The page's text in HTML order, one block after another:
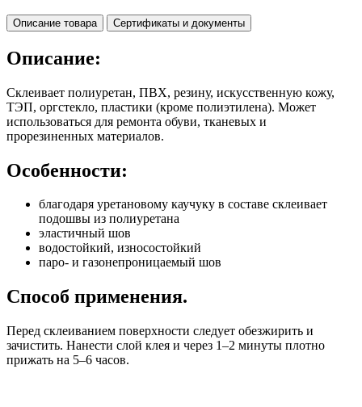
Описание товара Сертификаты и документы
Описание:
Склеивает полиуретан, ПВХ, резину, искусственную кожу,
ТЭП, оргстекло, пластики (кроме полиэтилена). Может
использоваться для ремонта обуви, тканевых и
прорезиненных материалов.
Особенности:
благодаря уретановому каучуку в составе склеивает
подошвы из полиуретана
эластичный шов
водостойкий, износостойкий
паро- и газонепроницаемый шов
Способ применения.
Перед склеиванием поверхности следует обезжирить и
зачистить. Нанести слой клея и через 1–2 минуты плотно
прижать на 5–6 часов.